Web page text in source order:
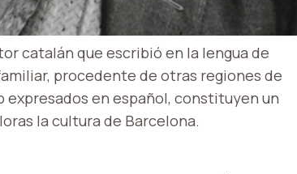
catalán que escribió en la lengua de
procedente de otras regiones de
expresados ​​en español, constituyen un
la cultura de Barcelona.